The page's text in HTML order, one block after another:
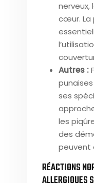
nerveux,
cœur. La
Autres :
ses
les
des
peuvent
RÉACTIONS